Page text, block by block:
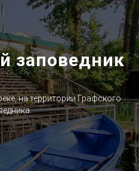
заповедник
на территории Графского